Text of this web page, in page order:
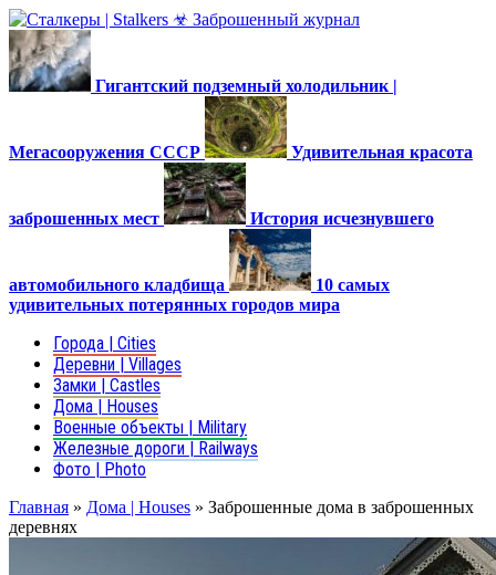
Гигантский подземный холодильник |
Мегасооружения СССР Удивительная красота
заброшенных мест История исчезнувшего
автомобильного кладбища
10 самых
удивительных потерянных городов мира
Города | Cities
Деревни | Villages
Замки | Castles
Дома | Houses
Военные объекты | Military
Железные дороги | Railways
Фото | Photo
Главная » Дома | Houses » Заброшенные дома в заброшенных
деревнях